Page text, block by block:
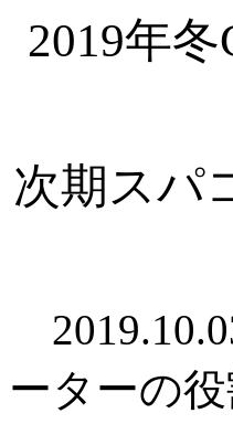
2019年
次期スパ
ーターの